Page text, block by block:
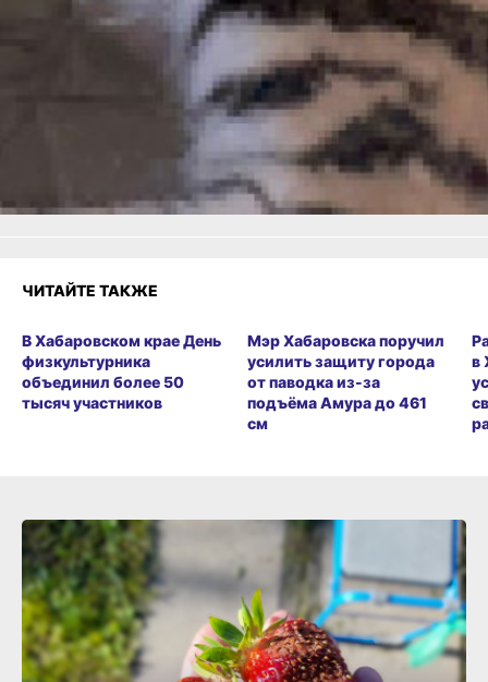
Одноклассники,
Телеграм
МАКС
Грустно
ЧИТАЙТЕ ТАКЖЕ
В Хабаровском крае День
физкультурника
объединил более 50
тысяч участников
Мэр Хабаровска поручил
усилить защиту города
от паводка из-за
подъёма Амура до 461
см
в